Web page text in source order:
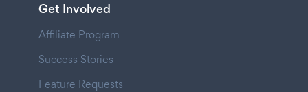
Get Involved
Affiliate Program
Success Stories
Feature Requests